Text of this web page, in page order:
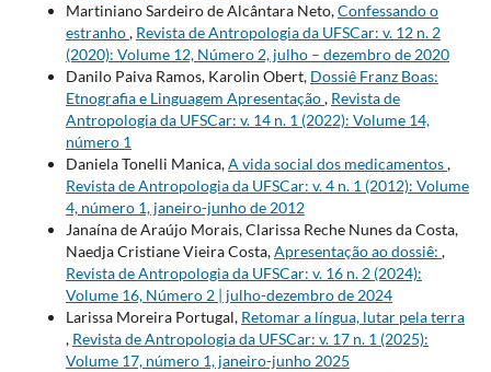
Martiniano Sardeiro de Alcântara Neto,Confessando o
estranho, Revista de Antropologia da UFSCar: v. 12 n. 2
(2020): Volume 12, Número 2, julho – dezembro de 2020
Danilo Paiva Ramos, Karolin Obert, Dossiê Franz Boas:
Etnografia e Linguagem Apresentação, Revista de
Antropologia da UFSCar: v. 14 n. 1 (2022): Volume 14,
número 1
Daniela Tonelli Manica,A vida social dos medicamentos,
Revista de Antropologia da UFSCar: v. 4 n. 1 (2012): Volume
4, número 1, janeiro-junho de 2012
Janaína de Araújo Morais, Clarissa Reche Nunes da Costa,
Naedja Cristiane Vieira Costa,Apresentação ao dossiê: ,
Revista de Antropologia da UFSCar: v. 16 n. 2 (2024):
Volume 16, Número 2 | julho-dezembro de 2024
Larissa Moreira Portugal, Retomar a língua, lutar pela terra
, Revista de Antropologia da UFSCar: v. 17 n. 1 (2025):
Volume 17, número 1, janeiro-junho 2025